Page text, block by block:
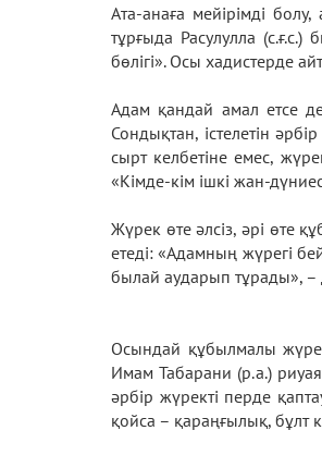
Ата-анаға мейірімді
тұрғыда Расулулла
бөлігі». Осы хадистерде
Адам қандай амал етсе
Сондықтан, істелетін
сырт келбетіне емес,
«Кімде-кім ішкі жан-
Жүрек өте әлсіз, әрі өте
етеді: «Адамның жүрегі
былай аударып тұрады», –
Осындай құбылмалы
Имам Табарани (р.а.)
әрбір жүректі перде
қойса – қараңғылық, бұлт